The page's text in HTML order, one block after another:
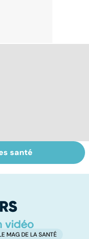
du sport à
c'est
santé
MAG DE LA SANTÉ